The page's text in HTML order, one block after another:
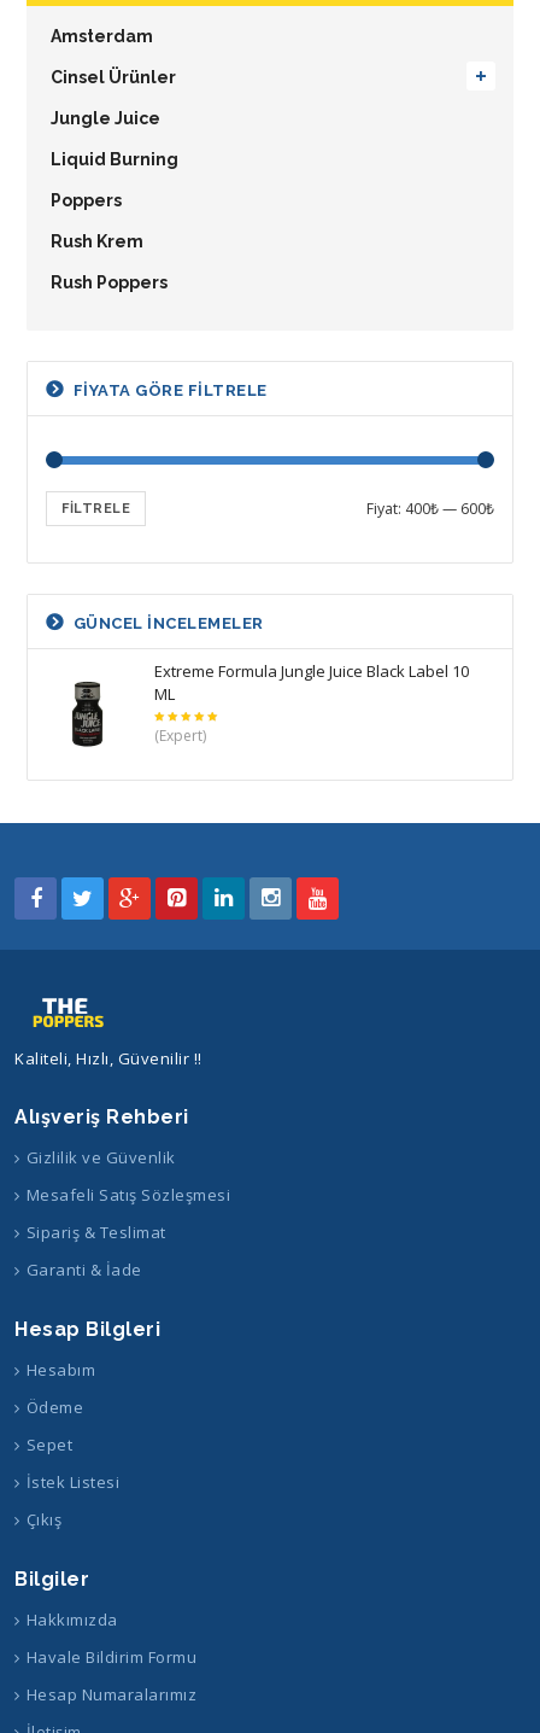
Amsterdam
Cinsel Ürünler
Jungle Juice
Liquid Burning
Poppers
Rush Krem
Rush Poppers
FIYATA GÖRE FILTRELE
FILTRELE Fiyat: 400₺— 600₺
GÜNCEL INCELEMELER
Extreme Formula Jungle Juice Black Label 10
ML
5
üzerinden
(Expert)
Kaliteli, Hızlı, Güvenilir !!
Alışveriş Rehberi
Gizlilik ve Güvenlik
Mesafeli Satış Sözleşmesi
Sipariş & Teslimat
Garanti & İade
Hesap Bilgleri
Hesabım
Ödeme
Sepet
İstek Listesi
Çıkış
Bilgiler
Hakkımızda
Havale Bildirim Formu
Hesap Numaralarımız